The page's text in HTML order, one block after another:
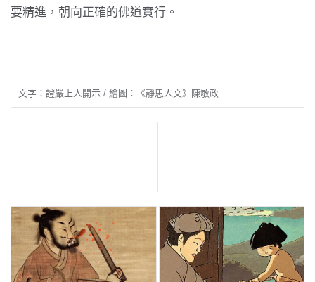
要精進，朝向正確的佛道實行。
文字：證嚴上人開示 / 繪圖：《靜思人文》陳敏政